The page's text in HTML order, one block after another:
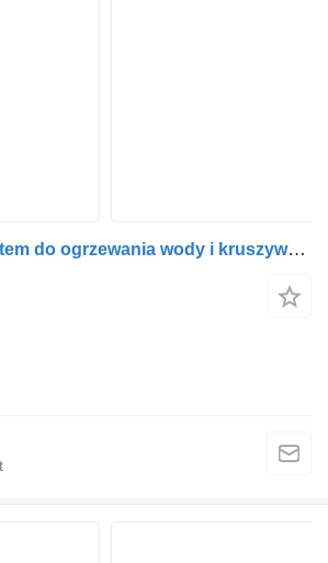
Kontenerowy system do ogrzewania wody i kruszywa (węzeł betoniar